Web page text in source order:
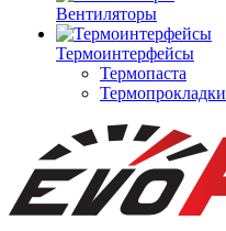
Вентиляторы
Термоинтерфейсы
Термопаста
Термопрокладки